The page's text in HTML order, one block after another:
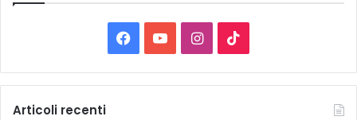
o
a
o
I
n
i
Articoli recenti